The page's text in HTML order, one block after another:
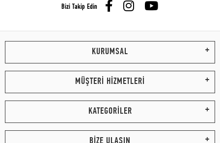
Bizi Takip Edin
KURUMSAL
MÜŞTERİ HİZMETLERİ
KATEGORİLER
BİZE ULAŞIN